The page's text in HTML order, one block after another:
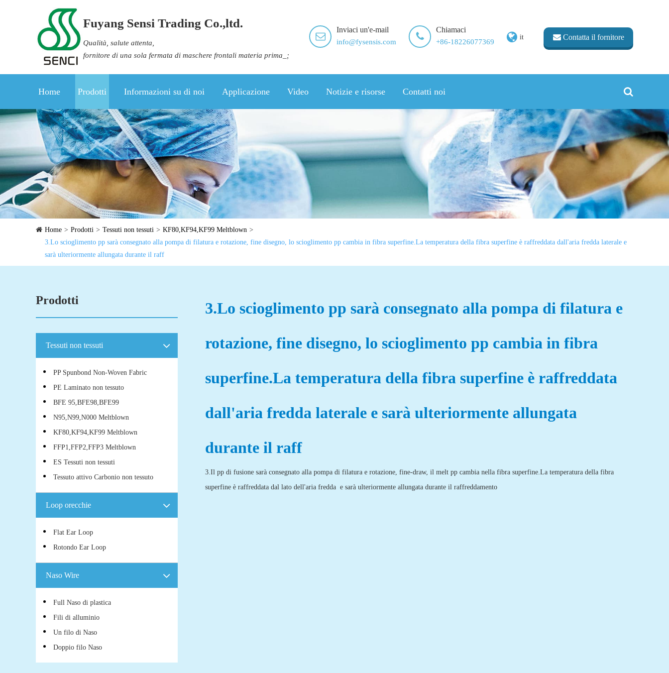
Fuyang Sensi Trading Co.,ltd.
Qualità, salute attenta,
fornitore di una sola fermata di maschere frontali materia prima_;
Inviaci un'e-mail
info@fysensis.com
Chiamaci
+86-18226077369
it Contatta il fornitore
Home Prodotti Informazioni su di noi Applicazione Video Notizie e risorse Contatti noi
Home Prodotti Tessuti non tessuti
KF80,KF94,KF99 Meltblown
3.Lo scioglimento pp sarà consegnato alla pompa di filatura e rotazione, fine disegno, lo scioglimento pp cambia in fibra superfine.La temperatura della fibra superfine è raffreddata dall'aria fredda laterale e
sarà ulteriormente allungata durante il raff
Prodotti
Tessuti non tessuti
PP Spunbond Non-Woven Fabric
PE Laminato non tessuto
BFE 95,BFE98,BFE99
N95,N99,N000 Meltblown
KF80,KF94,KF99 Meltblown
FFP1,FFP2,FFP3 Meltblown
ES Tessuti non tessuti
Tessuto attivo Carbonio non tessuto
Loop orecchie
Flat Ear Loop
Rotondo Ear Loop
Naso Wire
Full Naso di plastica
Fili di alluminio
Un filo di Naso
Doppio filo Naso
3.Lo scioglimento pp sarà consegnato alla pompa di filatura e
rotazione, fine disegno, lo scioglimento pp cambia in fibra
superfine.La temperatura della fibra superfine è raffreddata
dall'aria fredda laterale e sarà ulteriormente allungata
durante il raff
3.Il pp di fusione sarà consegnato alla pompa di filatura e rotazione, fine-draw, il melt pp cambia nella fibra superfine.La temperatura della fibra
superfine è raffreddata dal lato dell'aria fredda e sarà ulteriormente allungata durante il raffreddamento